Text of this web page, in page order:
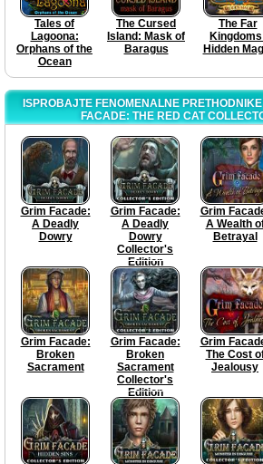
Tales of
Lagoona:
Orphans of the
Ocean
The Cursed
Island: Mask of
Baragus
The Far
Hidden
ISPROBAJTE FENOMENALNE
FACADE: THE RED CAT
Grim Facade:
A Deadly
Dowry
Grim Facade:
A Deadly
Dowry
Collector's
Edition
Grim
A Wealth
Betrayal
Grim Facade:
Broken
Sacrament
Grim Facade:
Broken
Sacrament
Collector's
Edition
Grim
The Cost
Jealousy